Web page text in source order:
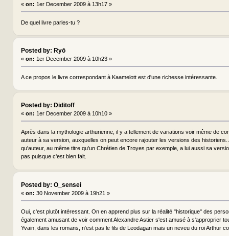
« on: 1er December 2009 à 13h17 »
De quel livre parles-tu ?
Posted by: Ryō
« on: 1er December 2009 à 10h23 »
A ce propos le livre correspondant à Kaamelott est d'une richesse intéressante.
Posted by: Diditoff
« on: 1er December 2009 à 10h10 »
Après dans la mythologie arthurienne, il y a tellement de variations voir même de
auteur à sa version, auxquelles on peut encore rajouter les versions des historiens.
qu'auteur, au même titre qu'un Chrétien de Troyes par exemple, a lui aussi sa
pas puisque c'est bien fait.
Posted by: O_sensei
« on: 30 November 2009 à 19h21 »
Oui, c'est plutôt intéressant. On en apprend plus sur la réalité "historique" des
également amusant de voir comment Alexandre Astier s'est amusé à s'approprier
Yvain, dans les romans, n'est pas le fils de Leodagan mais un neveu du roi Arthur